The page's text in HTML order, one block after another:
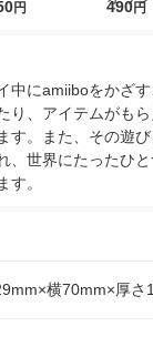
アーズ オブ ザ
円
r（ロハ
490円
中にamiiboをかざ
り、アイテムがも
す。また、その遊
、世界にたったひ
す。
横70mm×厚さ